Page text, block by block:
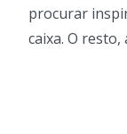
procurar
caixa. O